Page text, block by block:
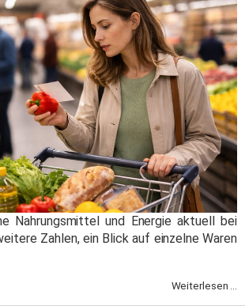
Nahrungsmittel und Energie aktuell bei
Zahlen, ein Blick auf einzelne Waren
Weiterlesen ...